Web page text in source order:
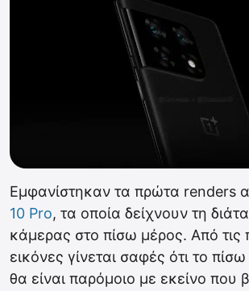
Εμφανίστηκαν τα πρώτα renders
10 Pro, τα οποία δείχνουν τη
κάμερας στο πίσω μέρος. Από τις
εικόνες γίνεται σαφές ότι το
θα είναι παρόμοιο με εκείνο που